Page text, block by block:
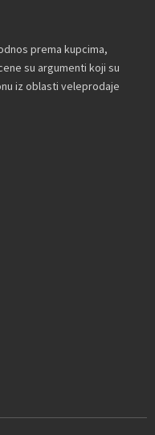
prema kupcima,
su argumenti koji su
iz oblasti veleprodaje